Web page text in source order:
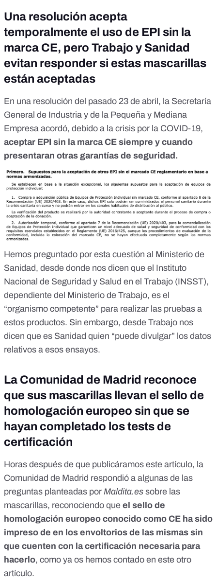
Una resolución acepta
temporalmente el uso de EPI sin la
marca CE, pero Trabajo y Sanidad
evitan responder si estas mascarillas
están aceptadas
En una resolución del pasado 23 de abril, la Secretaría
General de Industria y de la Pequeña y Mediana
Empresa acordó, debido a la crisis por la COVID-19,
aceptar EPI sin la marca CE siempre y cuando
presentaran otras garantías de seguridad.
Hemos preguntado por esta cuestión al Ministerio de
Sanidad, desde donde nos dicen que el Instituto
Nacional de Seguridad y Salud en el Trabajo (INSST),
dependiente del Ministerio de Trabajo, es el
“organismo competente” para realizar las pruebas a
estos productos. Sin embargo, desde Trabajo nos
dicen que es Sanidad quien “puede divulgar” los datos
relativos a esos ensayos.
La Comunidad de Madrid reconoce
que sus mascarillas llevan el sello de
homologación europeo sin que se
hayan completado los tests de
certificación
Horas después de que publicáramos este artículo, la
Comunidad de Madrid respondió a algunas de las
preguntas planteadas por Maldita.es sobre las
mascarillas, reconociendo que el sello de
homologación europeo conocido como CE ha sido
impreso de en los envoltorios de las mismas sin
que cuenten con la certificación necesaria para
hacerlo, como ya os hemos contado en este otro
artículo.